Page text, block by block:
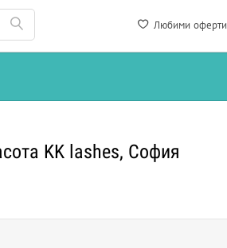
Любими оферти
KK lashes, София